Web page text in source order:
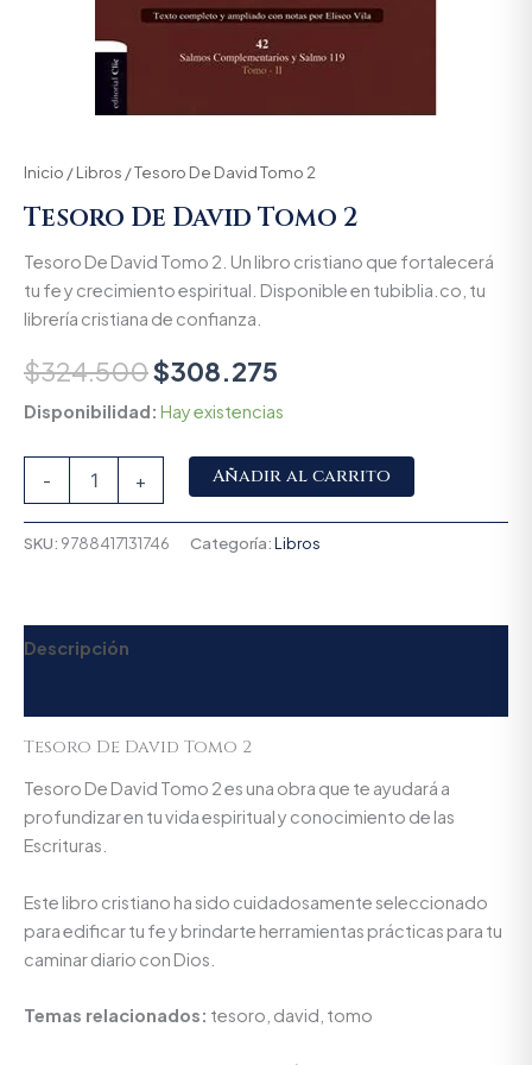
Inicio /Libros / Tesoro De David Tomo 2
Tesoro De David Tomo 2
Tesoro De David Tomo 2. Un libro cristiano que fortalecerá
tu fe y crecimiento espiritual. Disponible en tubiblia.co, tu
librería cristiana de confianza.
$324.500$308.275
Disponibilidad: Hay existencias
- + Añadir al carrito
SKU: 9788417131746 Categoría:Libros
Descripción
Tesoro De David Tomo 2
Tesoro De David Tomo 2 es una obra que te ayudará a
profundizar en tu vida espiritual y conocimiento de las
Escrituras.
Este libro cristiano ha sido cuidadosamente seleccionado
para edificar tu fe y brindarte herramientas prácticas para tu
caminar diario con Dios.
Temas relacionados: tesoro, david, tomo